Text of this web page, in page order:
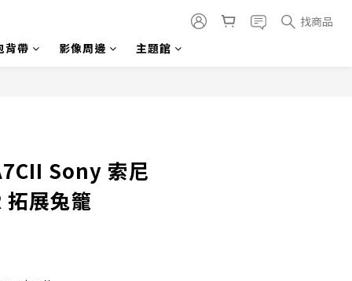
找商品
背帶
影像周邊 主題館
Sony 索尼
展兔籠